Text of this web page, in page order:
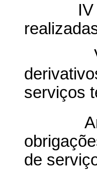
IV - de
V -
serviços
de